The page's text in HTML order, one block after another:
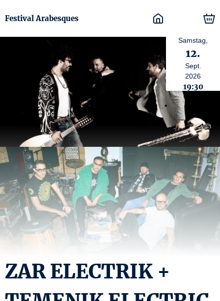
Festival Arabesques
Samstag,
12.
Sept.
2026
19:30
ZAR ELECTRIK +